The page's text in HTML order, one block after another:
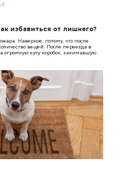
избавиться от лишнего?
Наверное, потому, что после
вещей. После переезда в
огромную кучу коробок, занимавшую